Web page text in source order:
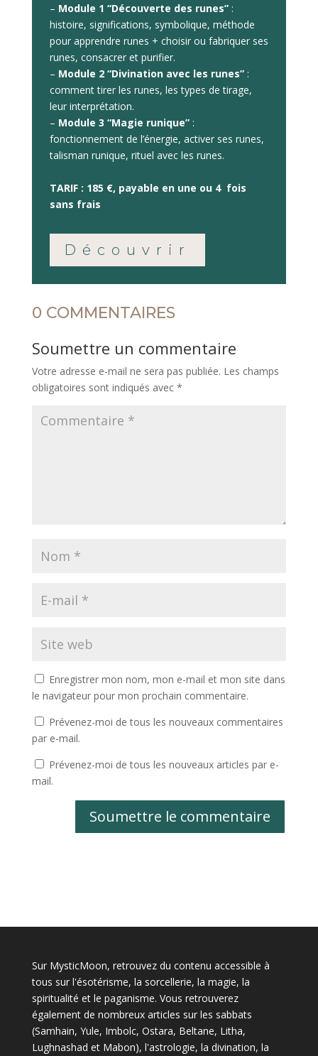
– Module 1 “Découverte des runes” :
histoire, significations, symbolique, méthode
pour apprendre runes + choisir ou fabriquer ses
runes, consacrer et purifier.
– Module 2 “Divination avec les runes” :
comment tirer les runes, les types de tirage,
leur interprétation.
– Module 3 “Magie runique” :
fonctionnement de l’énergie, activer ses runes,
talisman runique, rituel avec les runes.
TARIF : 185 €, payable en une ou 4 fois
sans frais
Découvrir
0 COMMENTAIRES
Soumettre un commentaire
Votre adresse e-mail ne sera pas publiée. Les champs
obligatoires sont indiqués avec *
Enregistrer mon nom, mon e-mail et mon site dans
le navigateur pour mon prochain commentaire.
Prévenez-moi de tous les nouveaux commentaires
par e-mail.
Prévenez-moi de tous les nouveaux articles par e-
mail.
Soumettre le commentaire
Sur MysticMoon, retrouvez du contenu accessible à
tous sur l'ésotérisme, la sorcellerie, la magie, la
spiritualité et le paganisme. Vous retrouverez
également de nombreux articles sur les sabbats
(Samhain, Yule, Imbolc, Ostara, Beltane, Litha,
Lughnashad et Mabon), l'astrologie, la divination, la